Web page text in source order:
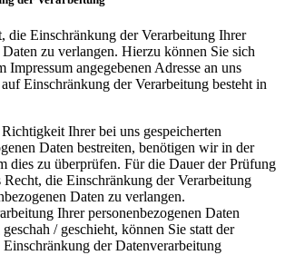
die Einschränkung der Verarbeitung Ihrer
Daten zu verlangen. Hierzu können Sie sich
Impressum angegebenen Adresse an uns
Einschränkung der Verarbeitung besteht in
Ihrer bei uns gespeicherten
Daten bestreiten, benötigen wir in der
dies zu überprüfen. Für die Dauer der Prüfung
Recht, die Einschränkung der Verarbeitung
Daten zu verlangen.
Ihrer personenbezogenen Daten
/ geschieht, können Sie statt der
der Datenverarbeitung